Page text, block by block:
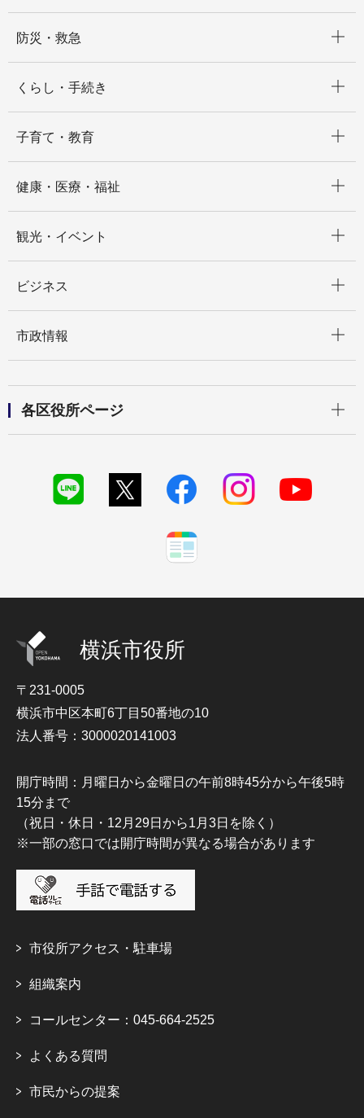
防災・救急
くらし・手続き
子育て・教育
健康・医療・福祉
観光・イベント
ビジネス
市政情報
各区役所ページ
横浜市役所
〒231-0005
横浜市中区本町6丁目50番地の10
法人番号：3000020141003
開庁時間：月曜日から金曜日の午前8時45分から午後5時
15分まで
（祝日・休日・12月29日から1月3日を除く）
※一部の窓口では開庁時間が異なる場合があります
市役所アクセス・駐車場
組織案内
コールセンター：045-664-2525
よくある質問
市民からの提案